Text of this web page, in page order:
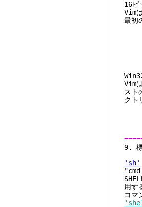
16ビ
Vim
最初
現
Vim
スト
クト
現
9.
'sh'
用す
コマ